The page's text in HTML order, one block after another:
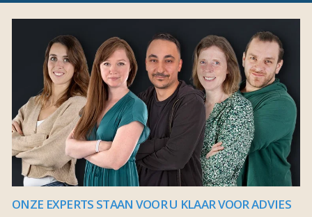
ONZE EXPERTS STAAN VOOR U KLAAR VOOR ADVIES